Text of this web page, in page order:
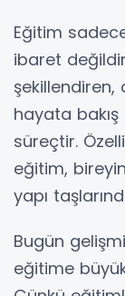
Eğitim
ibaret
şekillendiren,
hayata bakış
süreçtir.
eğitim,
yapı
Bugün
eğitime